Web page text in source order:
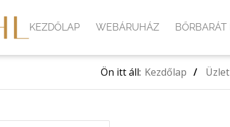
KEZDŐLAP WEBÁRUHÁZ
Ön itt áll: Kezdőlap / Üzlet